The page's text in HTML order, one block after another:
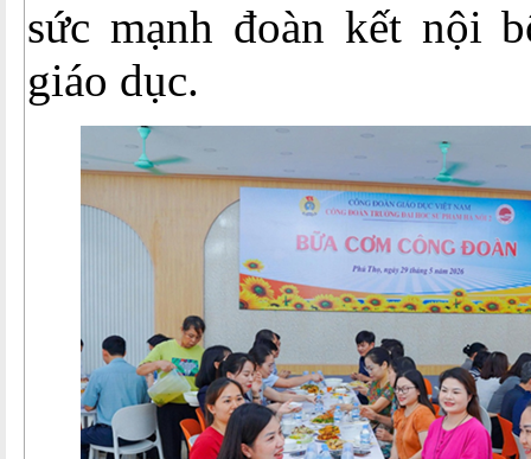
sức mạnh đoàn kết nội
giáo dục.